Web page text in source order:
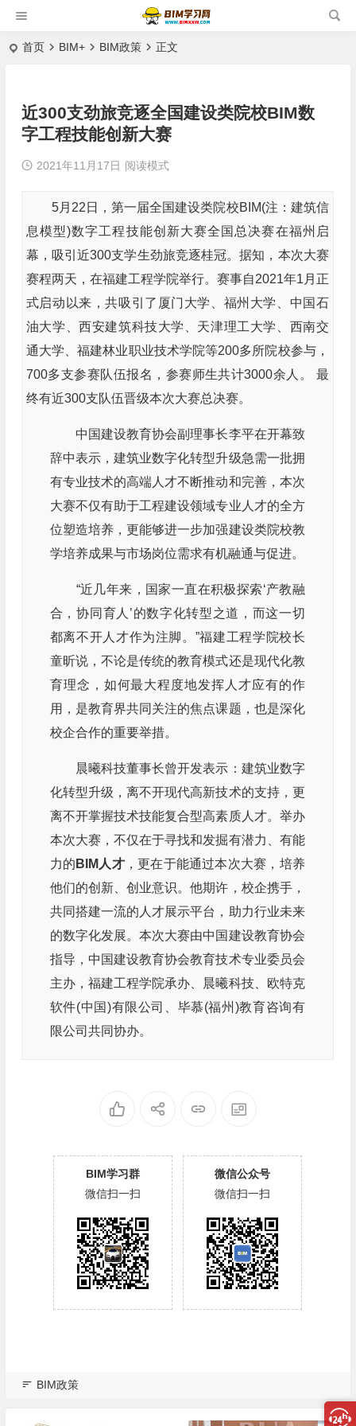
首页 BIM+ BIM政策 正文
近300支劲旅竞逐全国建设类院校BIM数
字工程技能创新大赛
2021年11月17日 阅读模式
5月22日，第一届全国建设类院校BIM(注：建筑信
息模型)数字工程技能创新大赛全国总决赛在福州启
幕，吸引近300支学生劲旅竞逐桂冠。据知，本次大赛
赛程两天，在福建工程学院举行。赛事自2021年1月正
式启动以来，共吸引了厦门大学、福州大学、中国石
油大学、西安建筑科技大学、天津理工大学、西南交
通大学、福建林业职业技术学院等200多所院校参与，
700多支参赛队伍报名，参赛师生共计3000余人。 最
终有近300支队伍晋级本次大赛总决赛。
中国建设教育协会副理事长李平在开幕致
辞中表示，建筑业数字化转型升级急需一批拥
有专业技术的高端人才不断推动和完善，本次
大赛不仅有助于工程建设领域专业人才的全方
位塑造培养，更能够进一步加强建设类院校教
学培养成果与市场岗位需求有机融通与促进。
“近几年来，国家一直在积极探索‘产教融
合，协同育人’的数字化转型之道，而这一切
都离不开人才作为注脚。”福建工程学院校长
童昕说，不论是传统的教育模式还是现代化教
育理念，如何最大程度地发挥人才应有的作
用，是教育界共同关注的焦点课题，也是深化
校企合作的重要举措。
晨曦科技董事长曾开发表示：建筑业数字
化转型升级，离不开现代高新技术的支持，更
离不开掌握技术技能复合型高素质人才。举办
本次大赛，不仅在于寻找和发掘有潜力、有能
力的 BIM人才，更在于能通过本次大赛，培养
他们的创新、创业意识。他期许，校企携手，
共同搭建一流的人才展示平台，助力行业未来
的数字化发展。本次大赛由中国建设教育协会
指导，中国建设教育协会教育技术专业委员会
主办，福建工程学院承办、晨曦科技、欧特克
软件(中国)有限公司、毕慕(福州)教育咨询有
限公司共同协办。
BIM学习群
微信扫一扫
微信公众号
微信扫一扫
BIM政策